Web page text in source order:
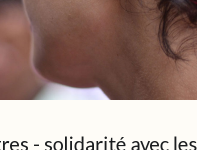
- solidarité avec les